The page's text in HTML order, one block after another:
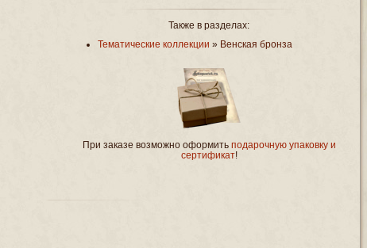
Также в разделах:
Тематические коллекции » Венская бронза
При заказе возможно оформить подарочную упаковку и
сертификат!